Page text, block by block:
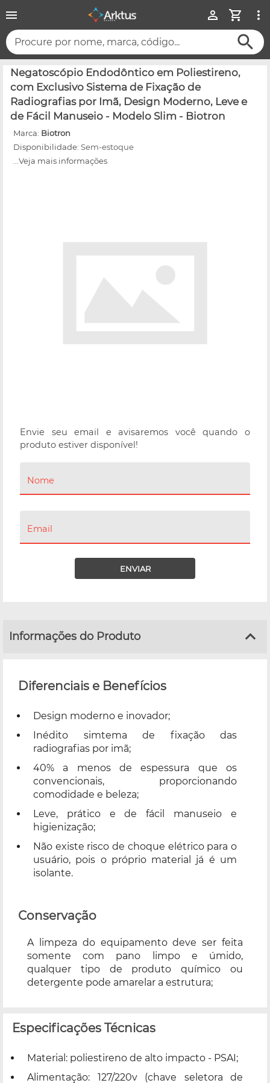
Procure por nome, marca, código...
Negatoscópio Endodôntico em Poliestireno,
com Exclusivo Sistema de Fixação de
Radiografias por Imã, Design Moderno, Leve e
de Fácil Manuseio - Modelo Slim - Biotron
Marca: Biotron
Disponibilidade: Sem-estoque
...Veja mais informações
Envie seu email e avisaremos você quando o
produto estiver disponível!
Nome
Email
ENVIAR
Informações do Produto
Diferenciais e Benefícios
Design moderno e inovador;
Inédito simtema de fixação das
radiografias por imã;
40% a menos de espessura que os
convencionais, proporcionando
comodidade e beleza;
Leve, prático e de fácil manuseio e
higienização;
Não existe risco de choque elétrico para o
usuário, pois o próprio material já é um
isolante.
Conservação
A limpeza do equipamento deve ser feita
somente com pano limpo e úmido,
qualquer tipo de produto químico ou
detergente pode amarelar a estrutura;
Especificações Técnicas
Material: poliestireno de alto impacto - PSAI;
Alimentação: 127/220v (chave seletora de